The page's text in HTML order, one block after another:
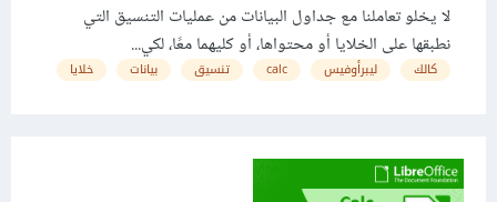
لا يخلو تعاملنا مع جداول البيانات من عمليات التنسيق التي
نطبقها على الخلايا أو محتواها، أو كليهما معًا، لكي...
كالك ليبرأوفيس calc تنسيق بيانات خلايا